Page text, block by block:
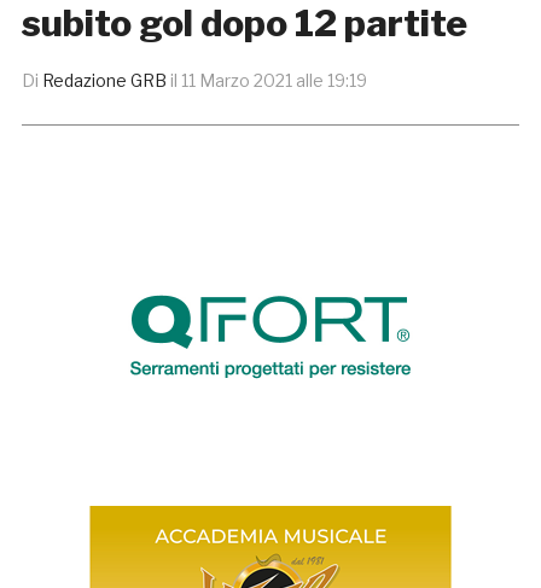
subito gol dopo 12 partite
Di Redazione GRB il 11 Marzo 2021 alle 19:19